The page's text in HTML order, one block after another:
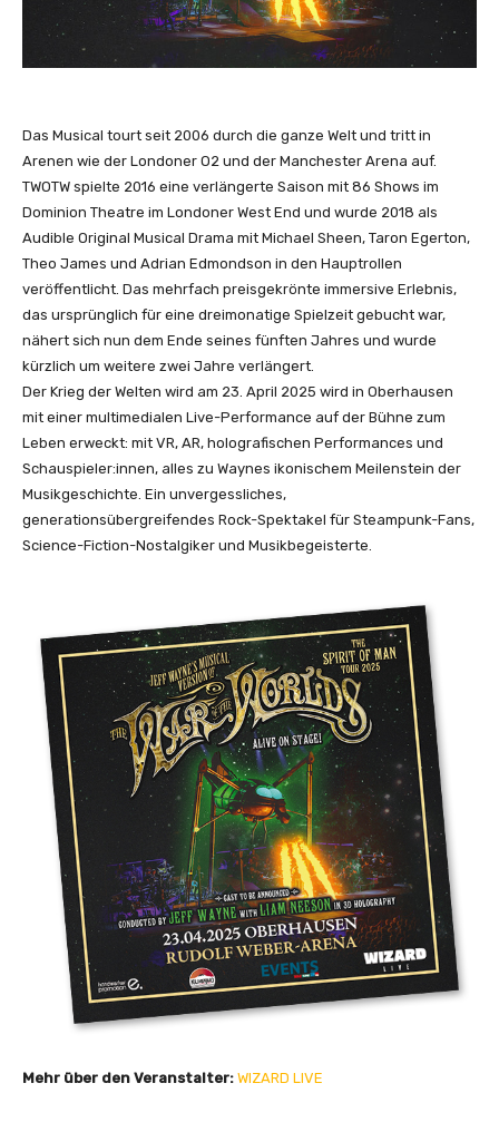
Das Musical tourt seit 2006 durch die ganze Welt und tritt in
Arenen wie der Londoner O2 und der Manchester Arena auf.
TWOTW spielte 2016 eine verlängerte Saison mit 86 Shows im
Dominion Theatre im Londoner West End und wurde 2018 als
Audible Original Musical Drama mit Michael Sheen, Taron Egerton,
Theo James und Adrian Edmondson in den Hauptrollen
veröffentlicht. Das mehrfach preisgekrönte immersive Erlebnis,
das ursprünglich für eine dreimonatige Spielzeit gebucht war,
nähert sich nun dem Ende seines fünften Jahres und wurde
kürzlich um weitere zwei Jahre verlängert.
Der Krieg der Welten wird am 23. April 2025 wird in Oberhausen
mit einer multimedialen Live-Performance auf der Bühne zum
Leben erweckt: mit VR, AR, holografischen Performances und
Schauspieler:innen, alles zu Waynes ikonischem Meilenstein der
Musikgeschichte. Ein unvergessliches,
generationsübergreifendes Rock-Spektakel für Steampunk-Fans,
Science-Fiction-Nostalgiker und Musikbegeisterte.
Mehr über den Veranstalter: WIZARD LIVE